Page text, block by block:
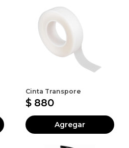
Cinta Transpore
$ 880
Agregar